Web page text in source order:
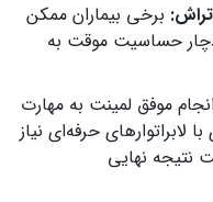
برخی بیماران ممکن
حساسیت موقت به
انجام موفق لمینت به مهارت
لابراتوارهای حرفه‌ای نیاز
نتیجه نهایی